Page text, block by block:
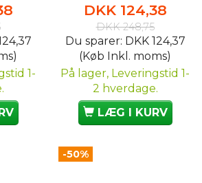
1-
DKK 124,38
DKK 248,75
Du sparer: DKK 124,37
(Køb Inkl. moms)
På lager, Leveringstid 1-
2 hverdage.
LÆG I KURV
-50%